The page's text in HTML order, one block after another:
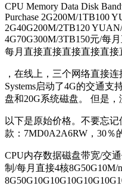
CPU Memory Data Disk
Purchase 2G200M/1TB100
2G40G200M/2TB120
4G70G300M/3TB150元/每
每月直接直接直接直接直
，在线上，三个网络直接
Systems启动了4G的交通
盘和20G系统磁盘。 但是，
以下是原始价格。不要忘
款：7MD0A2A6RW，30％
CPU内存数据磁盘带宽/交
制/每月直接4核8G50G10M/